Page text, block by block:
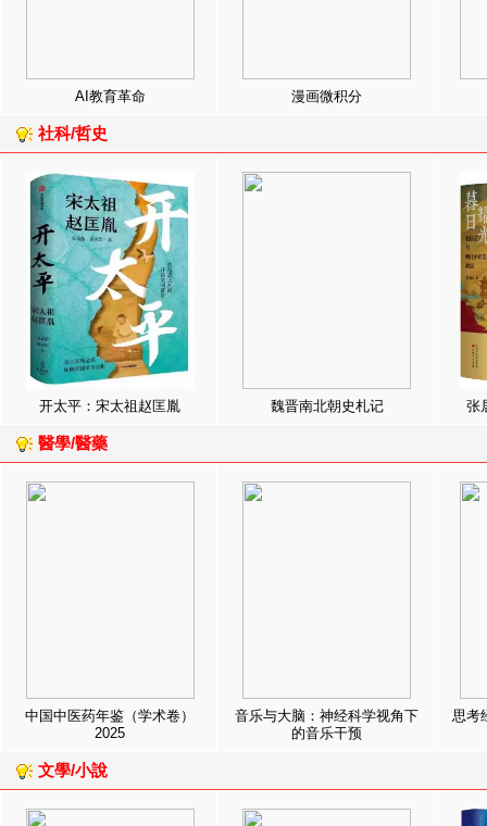
AI教育革命 漫画微积分
社科/哲史
开太平：宋太祖赵匡胤 魏晋南北朝史札记 张
醫學/醫藥
中国中医药年鉴（学术卷）
2025
音乐与大脑：神经科学视角下
的音乐干预
思考
文學/小說